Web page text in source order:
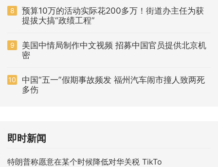
8
预算10万的活动实际花200多万！街道办主任为获
提拔大搞“政绩工程”
9
美国中情局制作中文视频 招募中国官员提供北京机
密
10
中国“五一”假期事故频发 福州汽车闹市撞人致两死
多伤
即时新闻
特朗普称愿意在某个时候降低对华关税 TikTo